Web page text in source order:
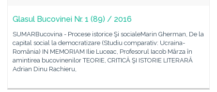
Glasul Bucovinei Nr. 1 (89) / 2016
SUMARBucovina - Procese istorice Şi socialeMarin Gherman, De la
capital social la democratizare (Studiu comparativ: Ucraina-
România) IN MEMORIAM Ilie Luceac, Profesorul Iacob Mârza în
amintirea bucovinenilor TEORIE, CRITICĂ ŞI ISTORIE LITERARĂ
Adrian Dinu Rachieru,